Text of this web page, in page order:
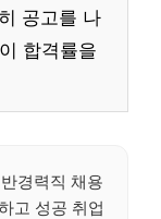
공고를 나
합격률을
경력직 채용
고 성공 취업